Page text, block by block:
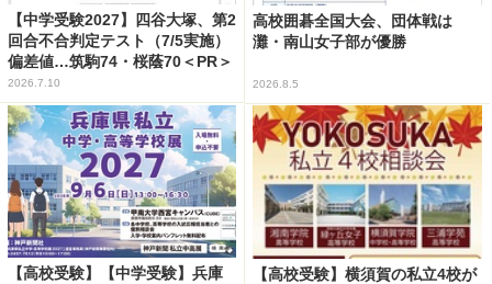
【中学受験2027】四谷大塚、第2
回合不合判定テスト（7/5実施）
偏差値…筑駒74・桜蔭70＜PR＞
2026.7.10
高校囲碁全国大会、団体戦は
灘・南山女子部が優勝
2026.8.5
【高校受験】【中学受験】兵庫
【高校受験】横須賀の私立4校が